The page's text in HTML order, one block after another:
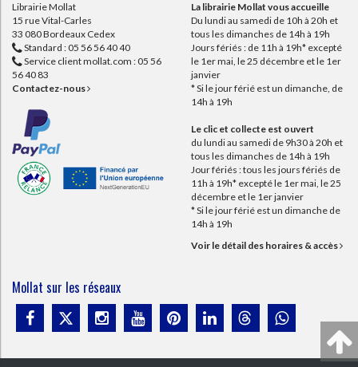
Librairie Mollat
15 rue Vital-Carles
33 080 Bordeaux Cedex
Standard : 05 56 56 40 40
Service client mollat.com : 05 56
56 40 83
Contactez-nous
La librairie Mollat vous accueille
Du lundi au samedi de 10h à 20h et
tous les dimanches de 14h à 19h
Jours fériés : de 11h à 19h* excepté
le 1er mai, le 25 décembre et le 1er
janvier
* Si le jour férié est un dimanche, de
14h à 19h
Le clic et collecte est ouvert
du lundi au samedi de 9h30 à 20h et
tous les dimanches de 14h à 19h
Jour fériés : tous les jours fériés de
11h à 19h* excepté le 1er mai, le 25
décembre et le 1er janvier
* Si le jour férié est un dimanche de
14h à 19h
Voir le détail des horaires & accès
Mollat sur les réseaux